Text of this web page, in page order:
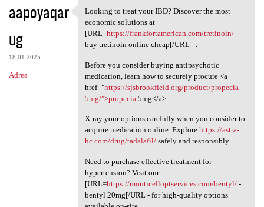
aapoyaqar
ug
18.01.2025
Adres
Looking to treat your IBD?
Looking to treat your IBD? Discover the most
economic solutions at
[URL=https://frankfortamerican.com/tretinoin/-
buy tretinoin online cheap[/URL - .
Before you consider buying antipsychotic
medication, learn how to securely procure <a
href="https://sjsbrookfield.org/product/propecia-
5mg/">propecia 5mg</a> .
X-ray your options carefully when you consider to
acquire medication online. Explore https://astra-
hc.com/drug/tadalafil/safely and responsibly.
Need to purchase effective treatment for
hypertension? Visit our
[URL=https://monticelloptservices.com/bentyl/-
bentyl 20mg[/URL - for high-quality options